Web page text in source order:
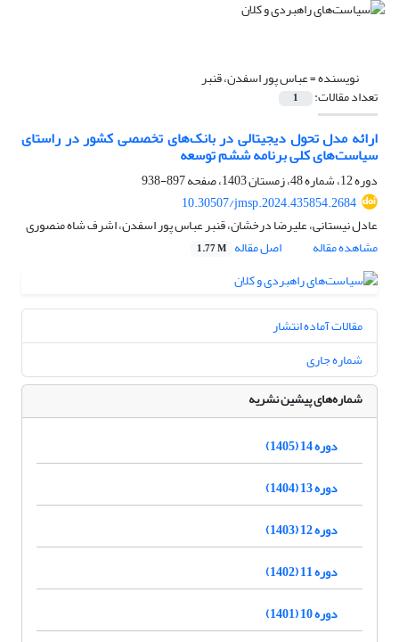
نویسنده =عباس پور اسفدن، قنبر
تعداد مقالات: 1
ارائه مدل تحول دیجیتالی در بانک‌های تخصصی کشور در راستای
سیاست‌های کلی برنامه ششم توسعه
دوره 12، شماره 48، زمستان 1403، صفحه
897-938
10.30507/jmsp.2024.435854.2684
عادل نیستانی، علیرضا درخشان، قنبر عباس پور اسفدن، اشرف شاه منصوری
مشاهده مقاله
اصل مقاله 1.77 M
مقالات آماده انتشار
شماره جاری
شماره‌های پیشین نشریه
دوره 14 (1405)
دوره 13 (1404)
دوره 12 (1403)
دوره 11 (1402)
دوره 10 (1401)